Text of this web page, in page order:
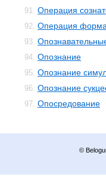
91. Операция
92. Операция
93.
94. Опознание
95. Опознание
96. Опознание
97. Опосредование
©